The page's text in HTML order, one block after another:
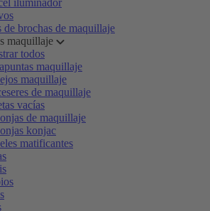
iluminador
de brochas de maquillaje
maquillaje
todos
maquillaje
maquillaje
de maquillaje
vacías
de maquillaje
konjac
matificantes